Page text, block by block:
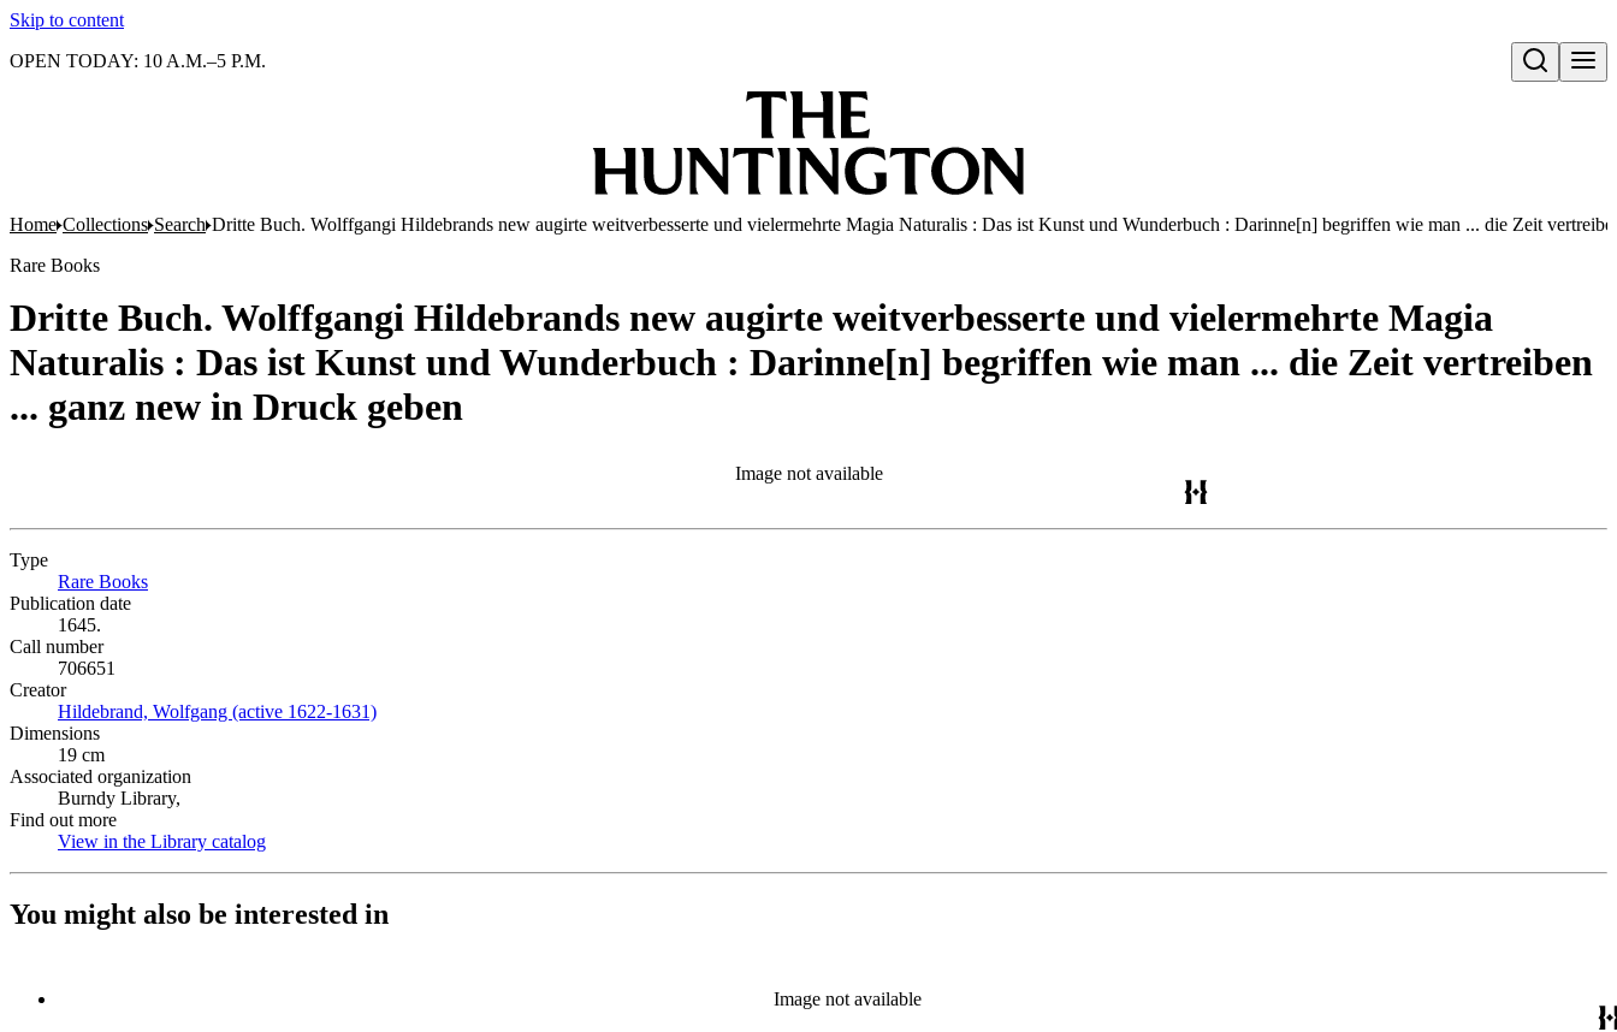
Skip to content
Open search
OPEN TODAY: 10 A.M.–5 P.M.
Home Collections Search Dritte Buch. Wolffgangi Hildebrands new augirte weitverbesserte und vielermehrte Magia Naturalis : Das ist Kunst und Wunderbuch : Darinne[n] begriffen wie man ... die Zeit
Rare Books
Dritte Buch. Wolffgangi Hildebrands new augirte weitverbesserte und vielermehrte Magia
Naturalis : Das ist Kunst und Wunderbuch : Darinne[n] begriffen wie man ... die Zeit vertreiben
... ganz new in Druck geben
Image not available
Type
Rare Books
Publication date
1645.
Call number
706651
Creator
Hildebrand, Wolfgang (active 1622-1631)
Dimensions
19 cm
Associated organization
Burndy Library,
Find out more
View in the Library catalog
You might also be interested in
Image not available